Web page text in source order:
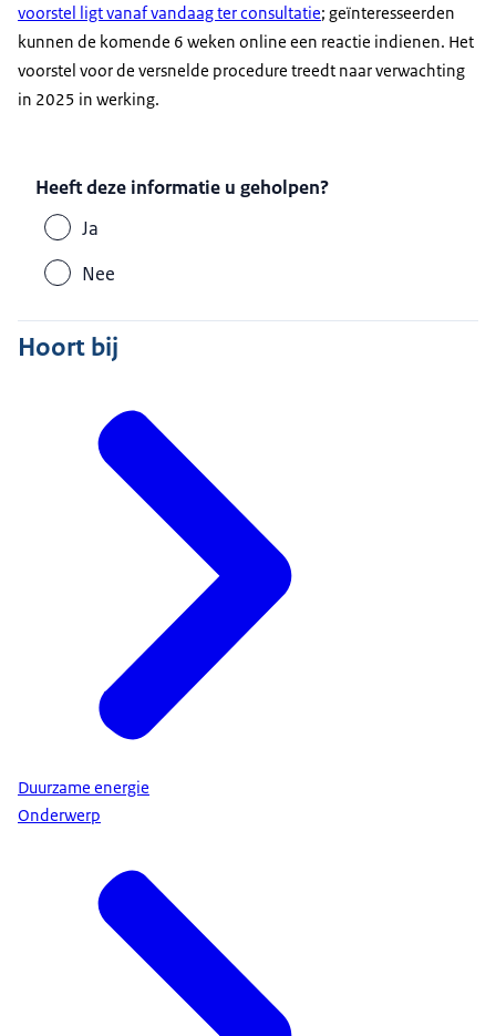
voorstel ligt vanaf vandaag ter consultatie; geïnteresseerden
kunnen de komende 6 weken online een reactie indienen. Het
voorstel voor de versnelde procedure treedt naar verwachting
in 2025 in werking.
Heeft deze informatie u geholpen?
Ja
Nee
Hoort bij
Duurzame energie
Onderwerp